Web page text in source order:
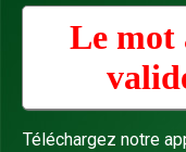
Le mot
Téléchargez notre